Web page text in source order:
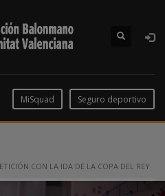
MiSquad Seguro deportivo
CON LA IDA DE LA COPA DEL REY